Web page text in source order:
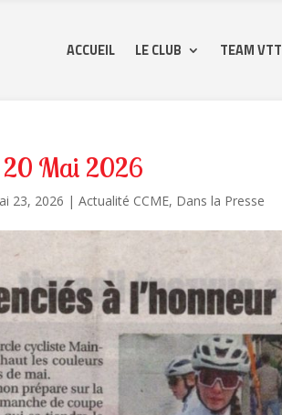
ACCUEIL LE CLUB TEAM VTT
20 Mai 2026
23, 2026 |Actualité CCME, Dans la Presse